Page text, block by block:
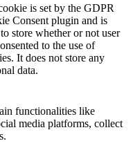
is set by the GDPR
Consent plugin and is
store whether or not user
to the use of
It does not store any
data.
functionalities like
media platforms, collect